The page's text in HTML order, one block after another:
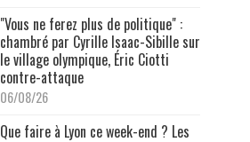
"Vous ne ferez plus de politique" :
chambré par Cyrille Isaac-Sibille sur
le village olympique, Éric Ciotti
contre-attaque
06/08/26
Que faire à Lyon ce week-end ? Les